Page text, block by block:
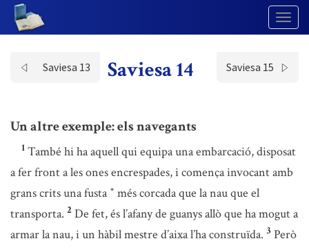
Saviesa 13 Saviesa 14 Saviesa 15
Un altre exemple: els navegants
1 També hi ha aquell qui equipa una embarcació, disposat
a fer front a les ones encrespades, i comença invocant amb
grans crits una fusta * més corcada que la nau que el
transporta. 2 De fet, és l’afany de guanys allò que ha mogut a
armar la nau, i un hàbil mestre d’aixa l’ha construïda. 3 Però